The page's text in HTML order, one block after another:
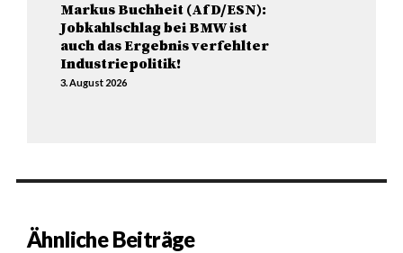
Markus Buchheit (AfD/ESN):
Jobkahlschlag bei BMW ist
auch das Ergebnis verfehlter
Industriepolitik!
3. August 2026
Ähnliche Beiträge